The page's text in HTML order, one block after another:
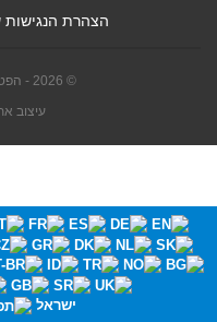
הצהרת
© 2026 - הפטריה. כל הזכויות שמורות.
עיצוב
ישראל